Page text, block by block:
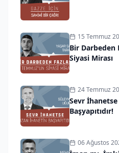
15 Temmuz
Bir Darbeden
Siyasi Mirası
24 Temmuz
Sevr
Başyapıtıdır!
06 Ağustos